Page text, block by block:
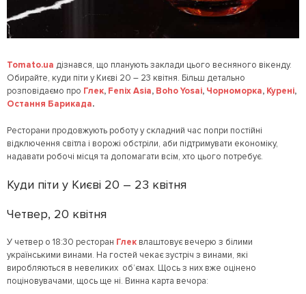
Tomato.ua дізнався, що планують заклади цього весняного вікенду.
Обирайте, куди піти у Києві 20 – 23 квітня. Більш детально
розповідаємо про Глек, Fenix Asia, Boho Yosai, Чорноморка, Курені,
Остання Барикада.
Ресторани продовжують роботу у складний час попри постійні
відключення світла і ворожі обстріли, аби підтримувати економіку,
надавати робочі місця та допомагати всім, хто цього потребує.
Куди піти у Києві 20 – 23 квітня
Четвер, 20 квітня
У четвер о 18:30 ресторан Глек влаштовує вечерю з білими
українськими винами. На гостей чекає зустріч з винами, які
виробляються в невеликих об’ємах. Щось з них вже оцінено
поціновувачами, щось ще ні. Винна карта вечора: